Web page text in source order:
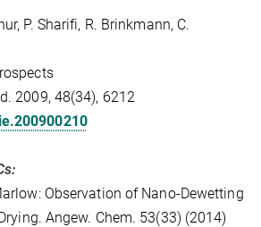
P. Sharifi, R. Brinkmann, C.
2009, 48(34), 6212
Observation of Nano-Dewetting
Angew. Chem. 53(33) (2014)